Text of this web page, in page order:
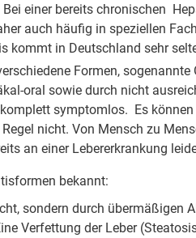
einer bereits chronischen
auch häufig in speziellen
kommt in Deutschland sehr
Formen,
oral sowie durch nicht
symptomlos. Es
nicht. Von Mensch zu
an einer Lebererkrankung
bekannt:
sondern durch übermäßigen
Verfettung der Leber